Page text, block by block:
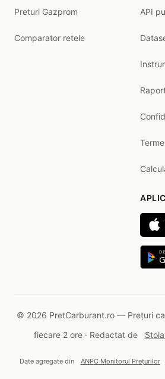
Preturi Gazprom
Comparator retele
API
© 2026 PretCarburant.ro — Prețuri
fiecare 2 ore · Redactat de
Date agregate din ANPC Monitorul Prețurilor